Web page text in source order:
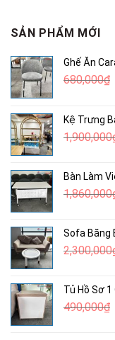
SẢN PHẨM MỚI
Ghế Ăn
680,000₫
Kệ Trưng
1,900,000
Bàn Làm
1,860,000
Sofa Băng
2,300,000
Tủ Hồ Sơ 1
490,000₫